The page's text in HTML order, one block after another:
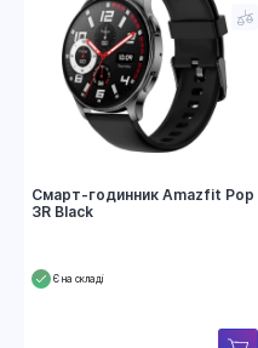
Смарт-годинник Amazfit Pop
3R Black
Є на складі